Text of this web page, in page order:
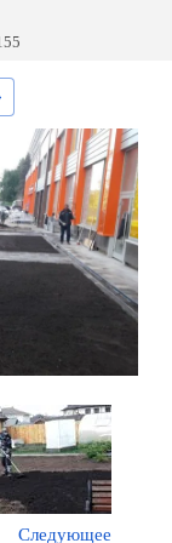
Следующее